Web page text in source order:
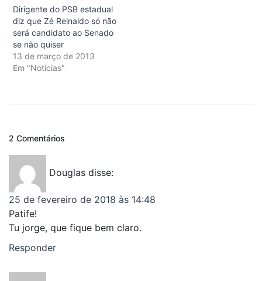
Dirigente do PSB estadual
diz que Zé Reinaldo só não
será candidato ao Senado
se não quiser
13 de março de 2013
Em "Notícias"
2 Comentários
Douglas disse:
25 de fevereiro de 2018 às 14:48
Patife!
Tu jorge, que fique bem claro.
Responder